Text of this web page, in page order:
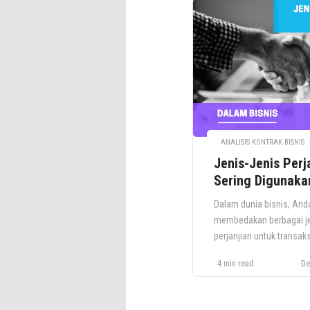
ANALISIS KONTRAK BISNIS
Jenis-Jenis
Sering
Praktik Bisnis
Dalam dunia bisnis,
membedakan berbagai
perjanjian untuk
berbeda berlaku untuk
4 min read